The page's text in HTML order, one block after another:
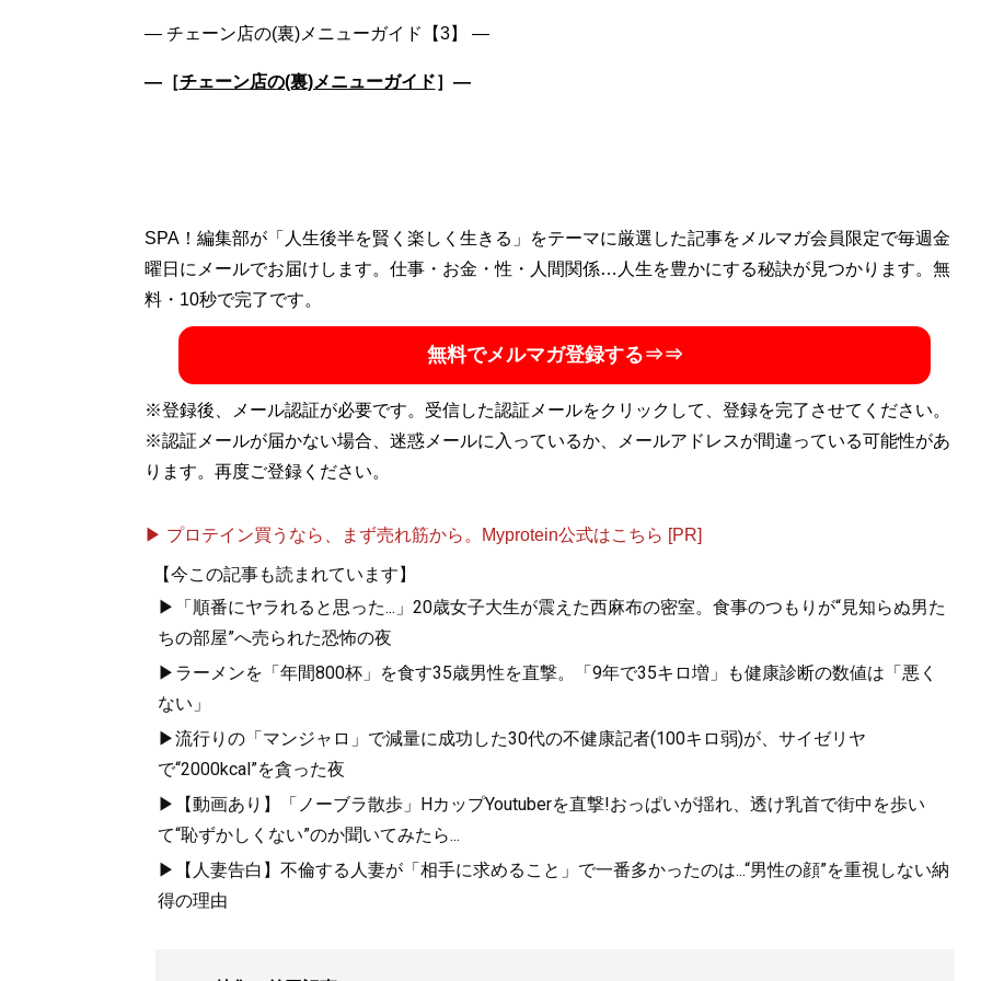
― チェーン店の(裏)メニューガイド【3】 ―
―［チェーン店の(裏)メニューガイド］―
SPA！編集部が「人生後半を賢く楽しく生きる」をテーマに厳選した記事をメルマガ会員限定で毎週金
曜日にメールでお届けします。仕事・お金・性・人間関係…人生を豊かにする秘訣が見つかります。無
料・10秒で完了です。
無料でメルマガ登録する⇒⇒
※登録後、メール認証が必要です。受信した認証メールをクリックして、登録を完了させてください。
※認証メールが届かない場合、迷惑メールに入っているか、メールアドレスが間違っている可能性があ
ります。再度ご登録ください。
▶ プロテイン買うなら、まず売れ筋から。Myprotein公式はこちら [PR]
【今この記事も読まれています】
▶「順番にヤラれると思った...」20歳女子大生が震えた西麻布の密室。食事のつもりが“見知らぬ男た
ちの部屋”へ売られた恐怖の夜
▶ラーメンを「年間800杯」を食す35歳男性を直撃。「9年で35キロ増」も健康診断の数値は「悪く
ない」
▶流行りの「マンジャロ」で減量に成功した30代の不健康記者(100キロ弱)が、サイゼリヤ
で“2000kcal”を貪った夜
▶【動画あり】「ノーブラ散歩」HカップYoutuberを直撃!おっぱいが揺れ、透け乳首で街中を歩い
て“恥ずかしくない”のか聞いてみたら...
▶【人妻告白】不倫する人妻が「相手に求めること」で一番多かったのは...“男性の顔”を重視しない納
得の理由